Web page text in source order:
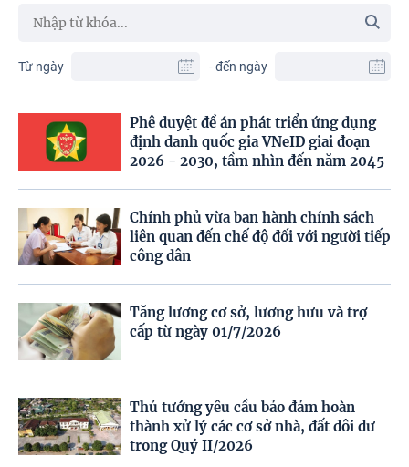
Từ ngày - đến ngày
Phê duyệt đề án phát triển ứng dụng
định danh quốc gia VNeID giai đoạn
2026 - 2030, tầm nhìn đến năm 2045
Chính phủ vừa ban hành chính sách
liên quan đến chế độ đối với người tiếp
công dân
Tăng lương cơ sở, lương hưu và trợ
cấp từ ngày 01/7/2026
Thủ tướng yêu cầu bảo đảm hoàn
thành xử lý các cơ sở nhà, đất dôi dư
trong Quý II/2026